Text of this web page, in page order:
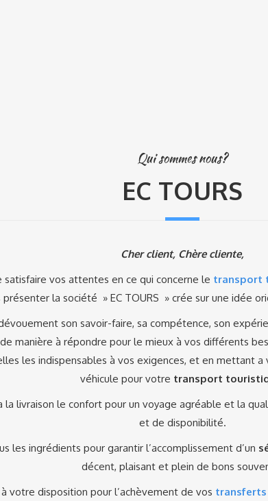
Qui sommes nous?
EC TOURS
Cher client, Chère cliente,
satisfaire vos attentes en ce qui concerne le transport
présenter la société » EC TOURS » crée sur une idée
son savoir-faire, sa compétence, son
manière à répondre pour le mieux à vos différents
les indispensables à vos exigences, et en mettant
véhicule pour votre transport
la livraison le confort pour un voyage agréable et la
et de disponibilité.
les ingrédients pour garantir l’accomplissement d’un
décent, plaisant et plein de bons
votre disposition pour l’achèvement de vos transferts